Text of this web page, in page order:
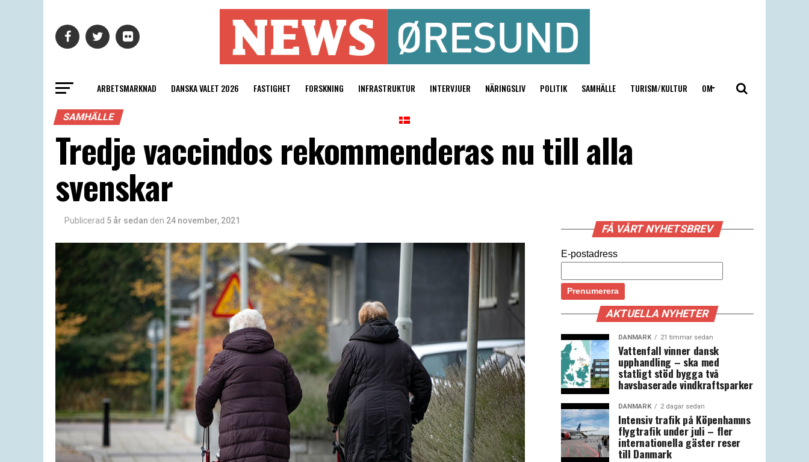
ARBETSMARKNAD DANSKA VALET 2026 FASTIGHET FORSKNING INFRASTRUKTUR INTERVJUER NÄRINGSLIV POLITIK SAMHÄLLE TURISM/KULTUR OM
SAMHÄLLE
Tredje vaccindos rekommenderas nu till alla
svenskar
Publicerad 5 år sedan den 24 november, 2021
FÅ VÅRT NYHETSBREV
E-postadress
AKTUELLA NYHETER
DANMARK 21 timmar sedan
Vattenfall vinner dansk
upphandling – ska med
statligt stöd bygga två
havsbaserade vindkraftsparker
DANMARK 2 dagar sedan
Intensiv trafik på Köpenhamns
flygtrafik under juli – fler
internationella gäster reser
till Danmark